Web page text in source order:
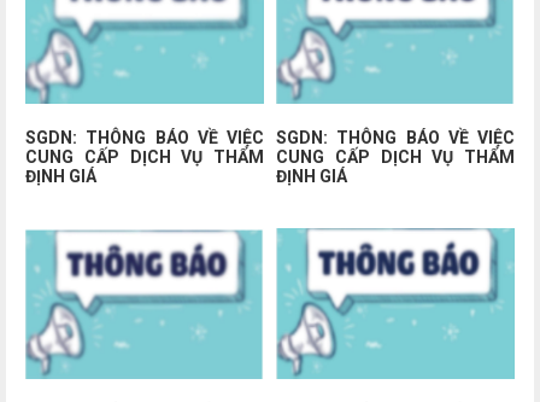
SGDN: THÔNG BÁO VỀ VIỆC
CUNG CẤP DỊCH VỤ THẨM
ĐỊNH GIÁ
SGDN: THÔNG BÁO VỀ VIỆC
CUNG CẤP DỊCH VỤ THẨM
ĐỊNH GIÁ